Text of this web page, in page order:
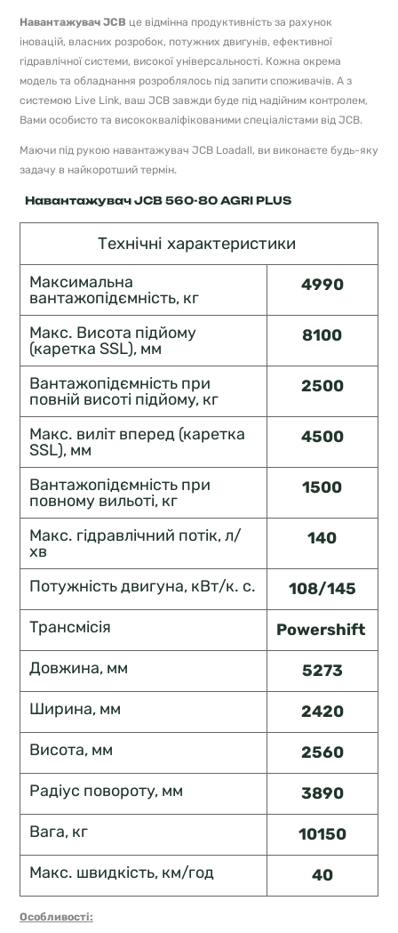
Навантажувач JCB це відмінна продуктивність за рахунок
іновацій, власних розробок, потужних двигунів, ефективної
гідравлічної системи, високої універсальності. Кожна окрема
модель та обладнання розроблялось під запити споживачів. А з
системою Live Link, ваш JCB завжди буде під надійним контролем,
Вами особисто та висококваліфікованими спеціалістами від JCB.
Маючи під рукою навантажувач JCB Loadall, ви виконаєте будь-яку
задачу в найкоротший термін.
Навантажувач JCB 560-80 AGRI PLUS
Технічні характеристики
Максимальна
вантажопідємність, кг
4990
Макс. Висота підйому
(каретка SSL), мм
8100
Вантажопідємність при
повній висоті підйому, кг
2500
Макс. виліт вперед (каретка
SSL), мм
4500
Вантажопідємність при
повному вильоті, кг
1500
Макс. гідравлічний потік, л/
хв
140
Потужність двигуна, кВт/к. с.
108/145
Трансмісія
Powershift
Довжина, мм
5273
Ширина, мм
2420
Висота, мм
2560
Радіус повороту, мм
3890
Вага, кг
10150
Макс. швидкість, км/год
40
Особливості: